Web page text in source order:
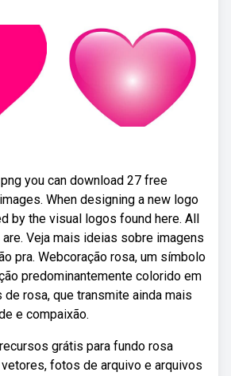
you can download 27 free
When designing a new logo
by the visual logos found here. All
Veja mais ideias sobre imagens
pra. Webcoração rosa, um símbolo
predominantemente colorido em
rosa, que transmite ainda mais
e compaixão.
grátis para fundo rosa
fotos de arquivo e arquivos